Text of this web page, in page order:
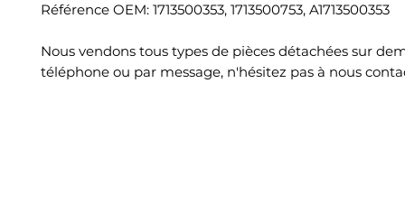
Référence OEM: 1713500353, 1713500753, A1713500353
Nous vendons tous types de pièces détachées sur
téléphone ou par message, n'hésitez pas à nous